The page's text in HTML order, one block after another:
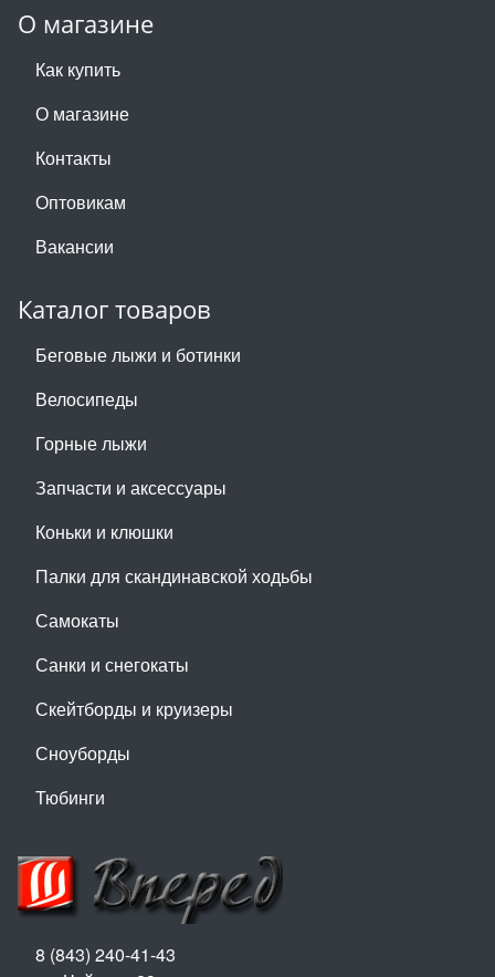
О магазине
Как купить
О магазине
Контакты
Оптовикам
Вакансии
Каталог товаров
Беговые лыжи и ботинки
Велосипеды
Горные лыжи
Запчасти и аксессуары
Коньки и клюшки
Палки для скандинавской ходьбы
Самокаты
Санки и снегокаты
Скейтборды и круизеры
Сноуборды
Тюбинги
8 (843) 240-41-43